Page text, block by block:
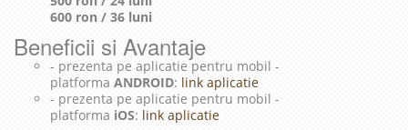
600 ron / 36 luni
Beneficii si Avantaje
- prezenta pe aplicatie pentru mobil -
platforma ANDROID: link aplicatie
- prezenta pe aplicatie pentru mobil -
platforma iOS: link aplicatie